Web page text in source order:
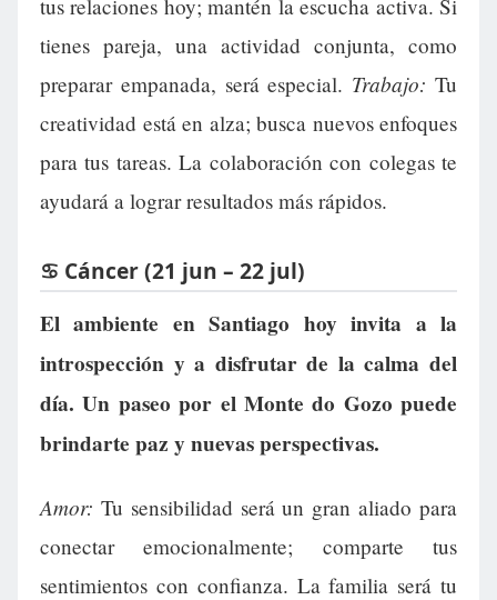
tus relaciones hoy; mantén la escucha activa. Si
tienes pareja, una actividad conjunta, como
preparar empanada, será especial. Trabajo: Tu
creatividad está en alza; busca nuevos enfoques
para tus tareas. La colaboración con colegas te
ayudará a lograr resultados más rápidos.
♋ Cáncer (21 jun – 22 jul)
El ambiente en Santiago hoy invita a la
introspección y a disfrutar de la calma del
día. Un paseo por el Monte do Gozo puede
brindarte paz y nuevas perspectivas.
Amor: Tu sensibilidad será un gran aliado para
conectar emocionalmente; comparte tus
sentimientos con confianza. La familia será tu